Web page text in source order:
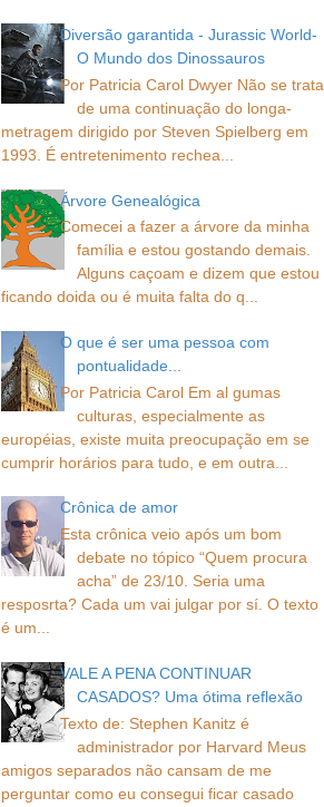
Diversão garantida - Jurassic World-
O Mundo dos Dinossauros
Por Patricia Carol Dwyer Não se trata
de uma continuação do longa-
metragem dirigido por Steven Spielberg em
1993. É entretenimento rechea...
Árvore Genealógica
Comecei a fazer a árvore da minha
família e estou gostando demais.
Alguns caçoam e dizem que estou
ficando doida ou é muita falta do q...
O que é ser uma pessoa com
pontualidade...
Por Patricia Carol Em al gumas
culturas, especialmente as
européias, existe muita preocupação em se
cumprir horários para tudo, e em outra...
Crônica de amor
Esta crônica veio após um bom
debate no tópico “Quem procura
acha” de 23/10. Seria uma
resposrta? Cada um vai julgar por sí. O texto
é um...
VALE A PENA CONTINUAR
CASADOS? Uma ótima reflexão
Texto de: Stephen Kanitz é
administrador por Harvard Meus
amigos separados não cansam de me
perguntar como eu consegui ficar casado